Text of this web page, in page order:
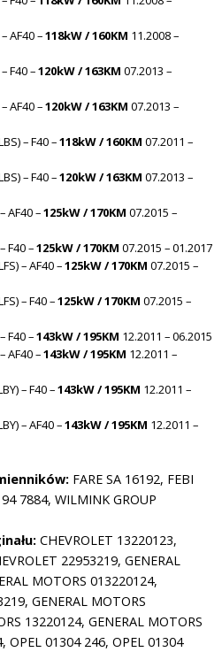
AF40 –118kW / 160KM 11.2008 –
F40 –120kW / 163KM 07.2013 –
AF40 –120kW / 163KM 07.2013 –
– F40 –118kW / 160KM 07.2011 –
– F40 –120kW / 163KM 07.2013 –
AF40 –125kW / 170KM 07.2015 –
F40 –125kW / 170KM 07.2015 – 01.2017
– AF40 –125kW / 170KM 07.2015 –
– F40 –125kW / 170KM 07.2015 –
F40 –143kW / 195KM 12.2011 – 06.2015
AF40 –143kW / 195KM 12.2011 –
– F40 –143kW / 195KM 12.2011 –
– AF40 –143kW / 195KM 12.2011 –
FARE SA 16192, FEBI
7884, WILMINK GROUP
CHEVROLET 13220123,
22953219, GENERAL
MOTORS 013220124,
GENERAL MOTORS
13220124, GENERAL MOTORS
OPEL 01304 246, OPEL 01304